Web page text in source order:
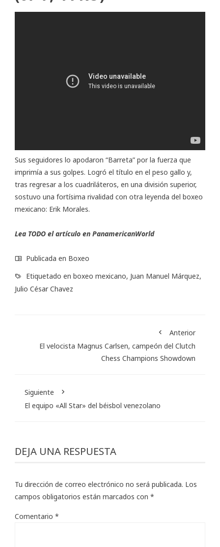
Sus seguidores lo apodaron “Barreta” por la fuerza que
imprimía a sus golpes. Logró el título en el peso gallo y,
tras regresar a los cuadriláteros, en una división superior,
sostuvo una fortísima rivalidad con otra leyenda del boxeo
mexicano: Erik Morales.
Lea TODO el artículo en PanamericanWorld
Publicada en Boxeo
Etiquetado en boxeo mexicano, Juan Manuel Márquez,
Julio César Chavez
Anterior
El velocista Magnus Carlsen, campeón del Clutch
Chess Champions Showdown
Siguiente
El equipo «All Star» del béisbol venezolano
DEJA UNA RESPUESTA
Tu dirección de correo electrónico no será publicada. Los
campos obligatorios están marcados con *
Comentario *